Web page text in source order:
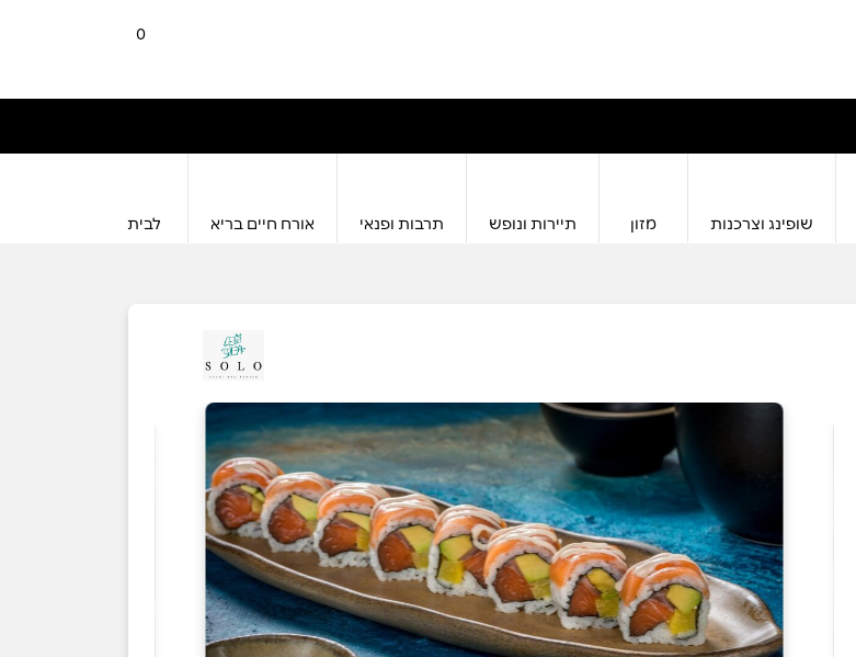
0
שופינג וצרכנות מזון תיירות ונופש תרבות ופנאי אורח חיים בריא לבית